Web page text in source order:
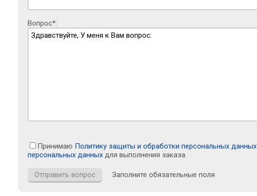
Вопрос*:
Принимаю Политику защиты и обработки персональных данных
персональных данных для выполнения заказа.
Заполните обязательные поля